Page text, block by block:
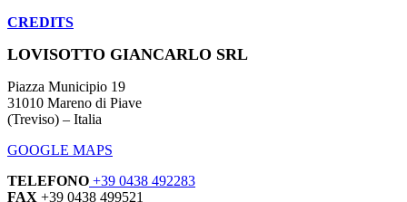
CREDITS
LOVISOTTO GIANCARLO SRL
Piazza Municipio 19
31010 Mareno di Piave
(Treviso) – Italia
GOOGLE MAPS
TELEFONO +39 0438 492283
FAX +39 0438 499521